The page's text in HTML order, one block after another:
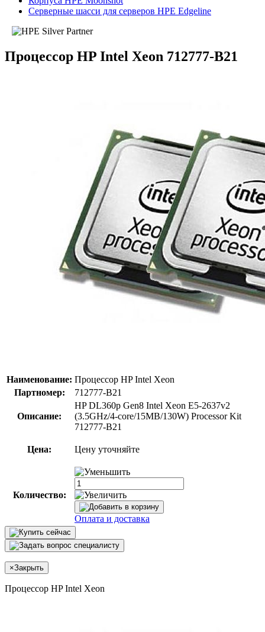
Серверные шасси для серверов HPE Edgeline
Процессор HP Intel Xeon 712777-B21
Наименование: Процессор HP Intel Xeon
Партномер:
712777-B21
Описание:
HP DL360p Gen8 Intel Xeon E5-2637v2
(3.5GHz/4-core/15MB/130W) Processor Kit
712777-B21
Цена: Цену уточняйте
Количество:
Оплата и доставка
×Закрыть
Процессор HP Intel Xeon